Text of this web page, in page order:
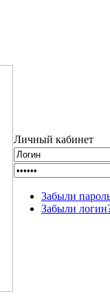
Личный кабинет
Забыли
Забыли